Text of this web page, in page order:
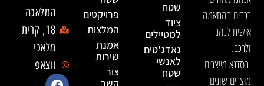
רכבים בהתאמה
אישית לנהג
ולרכב.
בסדנא מייצרים
מוצרים שונים
שטח
ציוד
למטיילים
גאדג'טים
לאנשי
שטח
פרויקטים
המלצות
אמנת
שירות
צור
המלאכה
18, קרית
מלאכי
ווצאפ